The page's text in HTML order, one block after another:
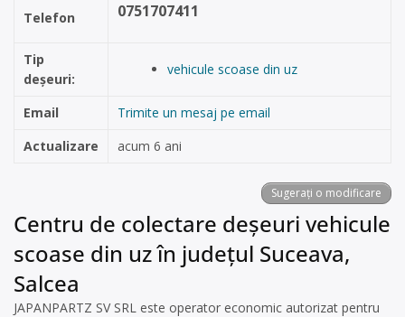
Telefon 0751707411
Tip
deșeuri:
vehicule scoase din uz
Email
Trimite un mesaj pe email
Actualizare
acum 6 ani
Sugerați o modificare
Centru de colectare deșeuri vehicule
scoase din uz în județul Suceava,
Salcea
JAPANPARTZ SV SRL este operator economic autorizat pentru